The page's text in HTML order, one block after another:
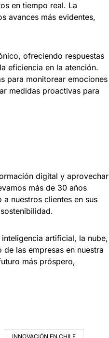
en tiempo real. La
avances más evidentes,
ofreciendo respuestas
eficiencia en la atención.
para monitorear emociones
medidas proactivas para
digital y aprovechar
más de 30 años
nuestros clientes en sus
artificial, la nube,
las empresas en nuestra
más próspero,
INNOVACIÓN EN CHILE